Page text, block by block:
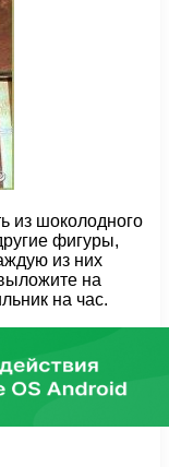
из шоколодного
фигуры,
из них
на
на час.